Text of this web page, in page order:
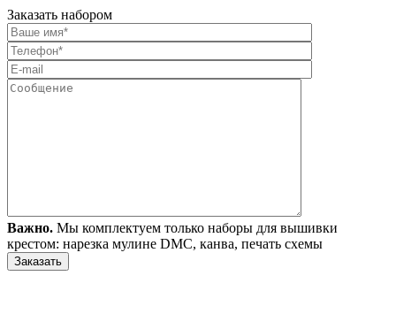
Заказать набором
Важно. Мы комплектуем только наборы для вышивки
крестом: нарезка мулине DMC, канва, печать схемы